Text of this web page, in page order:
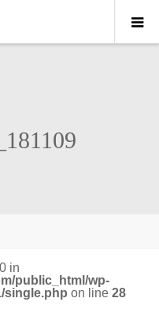
in
public_html/wp-
single.php on line28